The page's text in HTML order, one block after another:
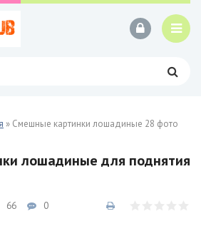
» Смешные картинки лошадиные 28 фото
лошадиные для поднятия
66 0